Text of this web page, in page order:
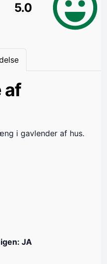
5.0
af
i gavlender af hus.
JA